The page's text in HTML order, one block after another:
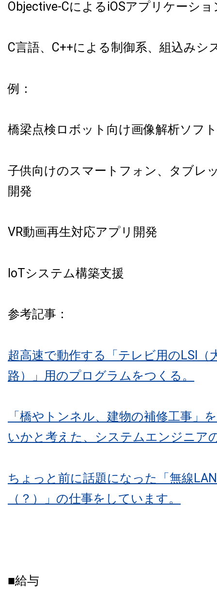
Objective-CによるiOSアプリケーショ
C言語、C++による制御系、組込みシ
例：
橋梁点検ロボット向け画像解析ソフ
子供向けのスマートフォン、タブレ
開発
VR動画再生対応アプリ開発
IoTシステム構築支援
参考記事：
超高速で動作する「テレビ用のLSI（
路）」用のプログラムをつくる。
「橋やトンネル、建物の補修工事」
いかと考えた、システムエンジニア
ちょっと前に話題になった「無線
（？）」の仕事をしています。
■給与